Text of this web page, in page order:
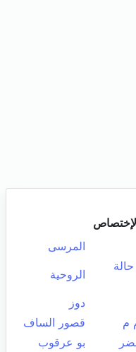
المرسى
الروحية
دوز
قصور الساف
بو عرقوب